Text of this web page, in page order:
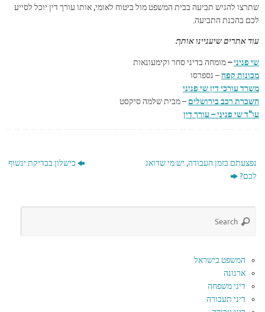
שתרצו להגיש תביעה בבית המשפט מול ביטוח לאומי, אותו עורך דין יוכל לסייע
לכם בהכנת התביעה.
עוד אתרים שיעניינו אותך:
שי פניני–מומחה בדיני סחר וקימעונאות
מכונות קפה– נספרסו
משרד עורכי דין שי פניני
השכרת רכב בירושלים – מבית שלמה סיקסט
עו"ד שי פניני – עורך דין
כישלון בבדיקת ינשוף
נפצעתם בזמן העבודה, יש מי שדואג
לכם?
המשפט בישראל
ארנונה
דיני משפחה
דיני תעבורה